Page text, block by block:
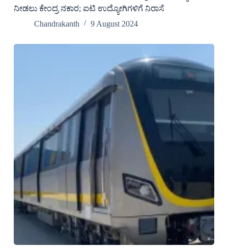
ನೀಡಲು ಕೇಂದ್ರ ನಕಾರ; ಐಟಿ ಉದ್ಯೋಗಿಗಳಿಗೆ ನಿರಾಸೆ
Chandrakanth
9 August 2024